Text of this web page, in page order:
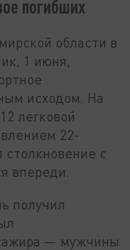
погибших
области в
1 июня,
исходом. На
легковой
22-
столкновение с
впереди.
получил
— мужчины